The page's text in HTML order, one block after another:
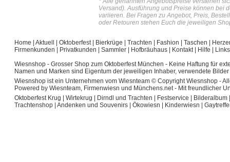
Versand). Ausführung und Preise können bei
variieren. Bei Fragen zu Angebot, Preis,
oder Retouren stehen Euch die jeweiligen
Home Aktuell Oktoberfest| Bierkrüge Trachten Fashion Taschen
Firmenkunden
Privatkunden Sammler Hofbräuhaus Kontakt| Hilfe
Links
Wiesnshop - Grosser Shop zum Oktoberfest München - Keine Haftung für
Namen und Marken sind Eigentum der jeweiligen Inhaber, verwendete
Wiesnshop ist ein Unternehmen vom Wiesnteam © Copyright Wiesnshop -
Powered by Wiesnteam, Firmenwiesn und Münchens.net - Mit freundlicher
Oktoberfest Krug
Wirtekrug Dirndl und Trachten Festservice Bilderalbum
Trachtenshop Andenken und Souvenirs Ökowiesn Kinderwiesn